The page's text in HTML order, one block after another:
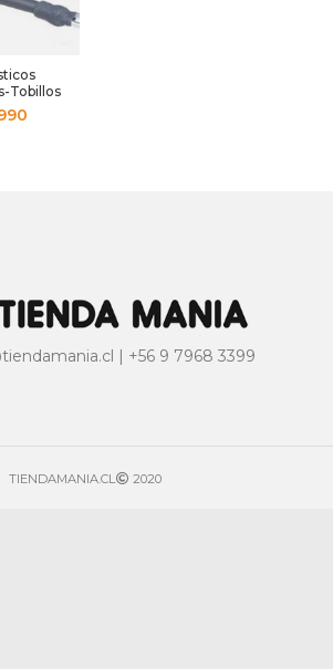
Tobillos
| +56 9 7968 3399
TIENDAMANIA.CL 2020